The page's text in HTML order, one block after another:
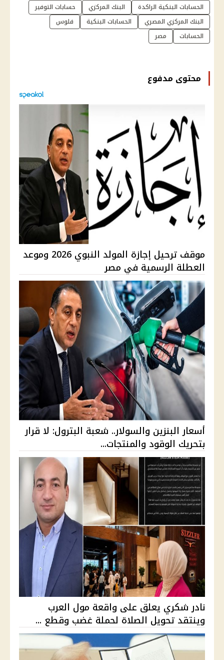
الحسابات البنكية الراكدة البنك المركزي
حسابات التوفير
البنك المركزي المصري
الحسابات البنكية
فلوس
الحسابات
مصر
محتوى مدفوع
موقف ترحيل إجازة المولد النبوي 2026 وموعد
العطلة الرسمية في مصر
أسعار البنزين والسولار.. شعبة البترول: لا قرار
بتحريك الوقود والمنتجات...
نادر شكري يعلق على واقعة مول العرب
وينتقد تحويل الصلاة لحملة غضب وقطع ...